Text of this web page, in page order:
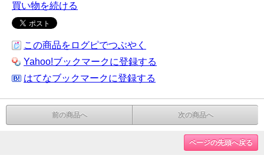
買い物を続ける
この商品をログピでつぶやく
Yahoo!ブックマークに登録する
はてなブックマークに登録する
前の商品へ 次の商品へ
ページの先頭へ戻る